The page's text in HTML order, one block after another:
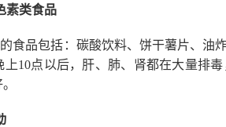
素类食品
食品包括：碳酸饮料、饼干薯片、油
上10点以后，肝、肺、肾都在大量排